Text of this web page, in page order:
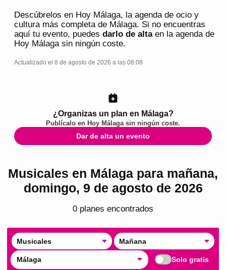
Descúbrelos en Hoy Málaga, la agenda de ocio y
cultura más completa de Málaga. Si no encuentras
aquí tu evento, puedes darlo de altaen la agenda de
Hoy Málagasin ningún coste.
Actualizado el 8 de agosto de 2026 a las 08:08
¿Organizas un plan en Málaga?
Publícalo en Hoy Málagasin ningún coste.
Dar de alta un evento
Musicales en Málaga para mañana,
domingo, 9 de agosto de 2026
0 planes encontrados
Musicales Mañana
Málaga Solo gratis